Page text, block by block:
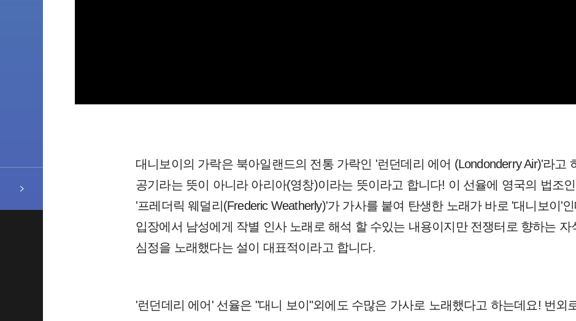
대니보이의 가락은 북아일랜드의 전통 가락인 '런던데리 에어 (Londonderry Air)'라고
공기라는 뜻이 아니라 아리아(영창)이라는 뜻이라고 합니다! 이 선율에 영국의 법조
'프레더릭 웨덜리(Frederic Weatherly)'가 가사를 붙여 탄생한 노래가 바로 '대니보이'
입장에서 남성에게 작별 인사 노래로 해석 할 수있는 내용이지만 전쟁터로 향하는 자
심정을 노래했다는 설이 대표적이라고 합니다.
'런던데리 에어' 선율은 "대니 보이"외에도 수많은 가사로 노래했다고 하는데요! 번외